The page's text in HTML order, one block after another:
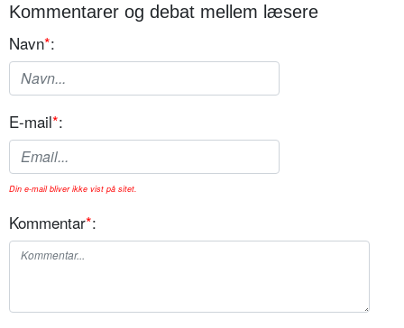
Kommentarer og debat mellem læsere
Navn*:
E-mail*:
Din e-mail bliver ikke vist på sitet.
Kommentar*: